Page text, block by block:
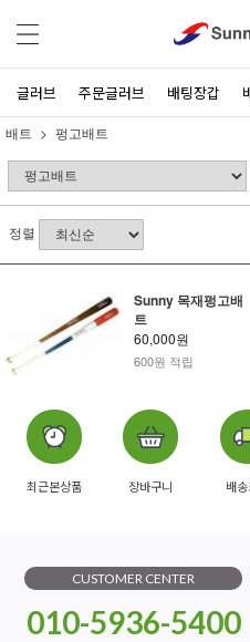
글러브 주문글러브 배팅장갑
배트 펑고배트
정렬
Sunny 목재펑고배
트
60,000원
600원 적립
최근본상품 장바구니 배
CUSTOMER CENTER
010-5936-5400